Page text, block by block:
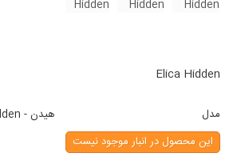
Elica Hidden
مدل
هیدن - Hidden
این محصول در انبار موجود نیست